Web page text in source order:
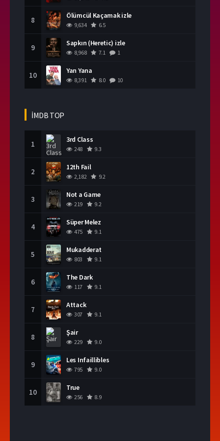
8 Ölümcül Kaçamak izle
9,634 6.5
9 Sapkın (Heretic) izle
8,968 7.1 1
10 Yan Yana
8,391 8.0 10
İMDB TOP
1 3rd Class
248 9.3
2 12th Fail
2,182 9.2
3 Not a Game
219 9.2
4 Süper Melez
475 9.1
5 Mukadderat
803 9.1
6 The Dark
117 9.1
7 Attack
307 9.1
8 Şair
229 9.0
9 Les Infaillibles
795 9.0
10 True
256 8.9